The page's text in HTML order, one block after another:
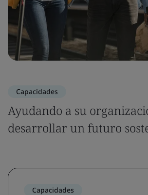
Capacidades
Ayudando a su
desarrollar un futuro
Capacidades